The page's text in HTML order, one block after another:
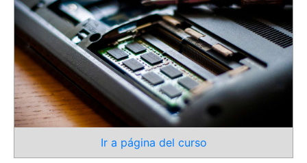
Ir a página del curso